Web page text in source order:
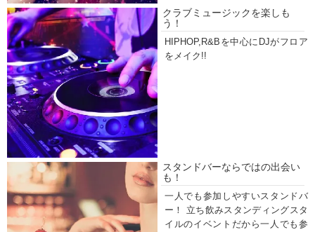
クラブミュージックを楽しも
う！
HIPHOP,R&Bを中心にDJがフロア
をメイク!!
スタンドバーならではの出会い
も！
一人でも参加しやすいスタンドバ
ー！ 立ち飲みスタンディングスタ
イルのイベントだから一人でも参